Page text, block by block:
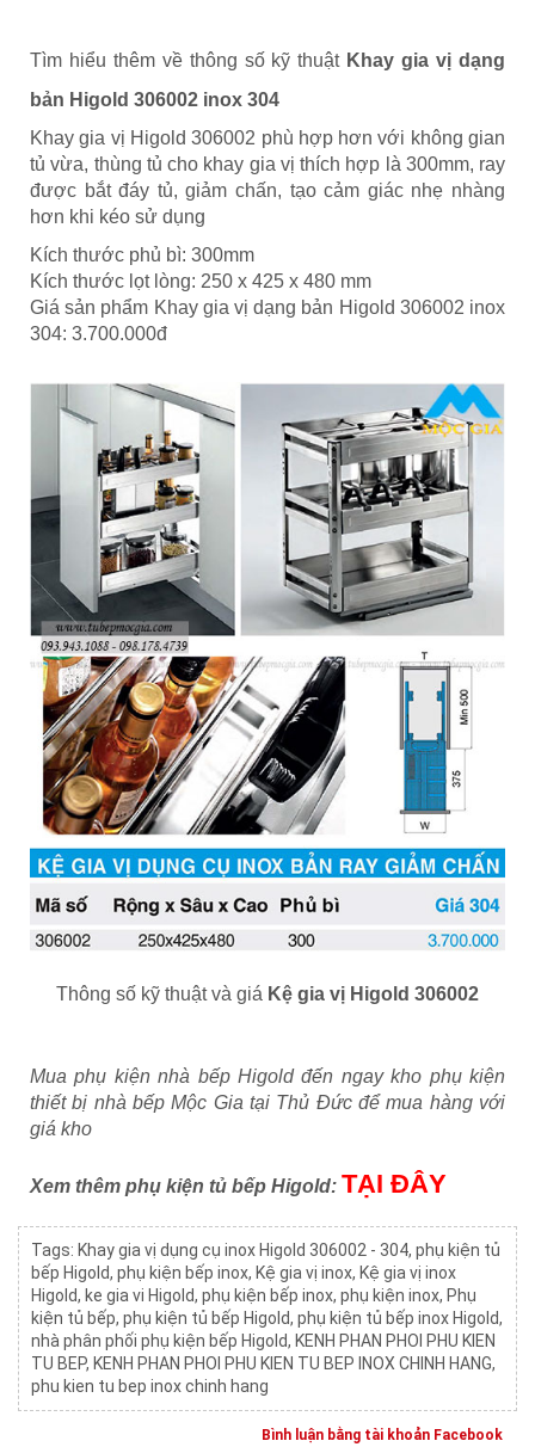
Tìm hiểu thêm về thông số kỹ thuật Khay gia vị dạng
bản Higold 306002 inox 304
Khay gia vị Higold 306002 phù hợp hơn với không gian
tủ vừa, thùng tủ cho khay gia vị thích hợp là 300mm, ray
được bắt đáy tủ, giảm chấn, tạo cảm giác nhẹ nhàng
hơn khi kéo sử dụng
Kích thước phủ bì: 300mm
Kích thước lọt lòng: 250 x 425 x 480 mm
Giá sản phẩm Khay gia vị dạng bản Higold 306002 inox
304: 3.700.000đ
Thông số kỹ thuật và giá Kệ gia vị Higold 306002
Mua phụ kiện nhà bếp Higold đến ngay kho phụ kiện
thiết bị nhà bếp Mộc Gia tại Thủ Đức để mua hàng với
giá kho
Xem thêm phụ kiện tủ bếp Higold: TẠI ĐÂY
Tags: Khay gia vị dụng cụ inox Higold 306002 - 304, phụ kiện tủ
bếp Higold, phụ kiện bếp inox, Kệ gia vị inox, Kệ gia vị inox
Higold, ke gia vi Higold, phụ kiện bếp inox, phụ kiện inox, Phụ
kiện tủ bếp, phụ kiện tủ bếp Higold, phụ kiện tủ bếp inox Higold,
nhà phân phối phụ kiện bếp Higold, KENH PHAN PHOI PHU KIEN
TU BEP, KENH PHAN PHOI PHU KIEN TU BEP INOX CHINH HANG,
phu kien tu bep inox chinh hang
Bình luận bằng tài khoản Facebook